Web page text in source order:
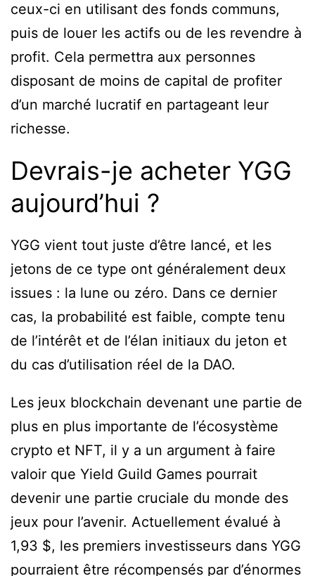
ceux-ci en utilisant des fonds communs,
puis de louer les actifs ou de les revendre à
profit. Cela permettra aux personnes
disposant de moins de capital de profiter
d’un marché lucratif en partageant leur
richesse.
Devrais-je acheter YGG
aujourd’hui ?
YGG vient tout juste d’être lancé, et les
jetons de ce type ont généralement deux
issues : la lune ou zéro. Dans ce dernier
cas, la probabilité est faible, compte tenu
de l’intérêt et de l’élan initiaux du jeton et
du cas d’utilisation réel de la DAO.
Les jeux blockchain devenant une partie de
plus en plus importante de l’écosystème
crypto et NFT, il y a un argument à faire
valoir que Yield Guild Games pourrait
devenir une partie cruciale du monde des
jeux pour l’avenir. Actuellement évalué à
1,93 $, les premiers investisseurs dans YGG
pourraient être récompensés par d’énormes